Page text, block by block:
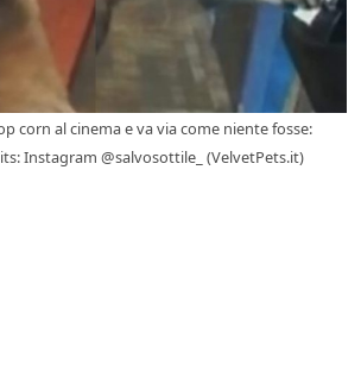
corn al cinema e va via come niente fosse:
Instagram @salvosottile_ (VelvetPets.it)